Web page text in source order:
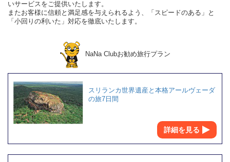
いサービスをご提供いたします。
またお客様に信頼と満足感を与えられるよう、「スピードのある」と
「小回りの利いた」対応を徹底いたします。
NaNa Clubお勧め旅行プラン
スリランカ世界遺産と本格アールヴェーダ
の旅7日間
詳細を見る